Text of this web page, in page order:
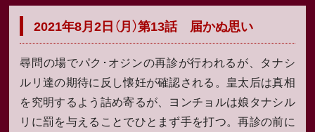
2021年8月2日（月）第13話 届かぬ思い
尋問の場でパク･オジンの再診が行われるが、タナシ
ルリ達の期待に反し懐妊が確認される。皇太后は真相
を究明するよう詰め寄るが、ヨンチョルは娘タナシル
リに罰を与えることでひとまず手を打つ。再診の前に